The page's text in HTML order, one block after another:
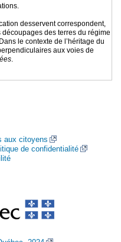
desservent correspondent,
des terres du régime
le contexte de l’héritage du
aux voies de
.
aux citoyens
de confidentialité